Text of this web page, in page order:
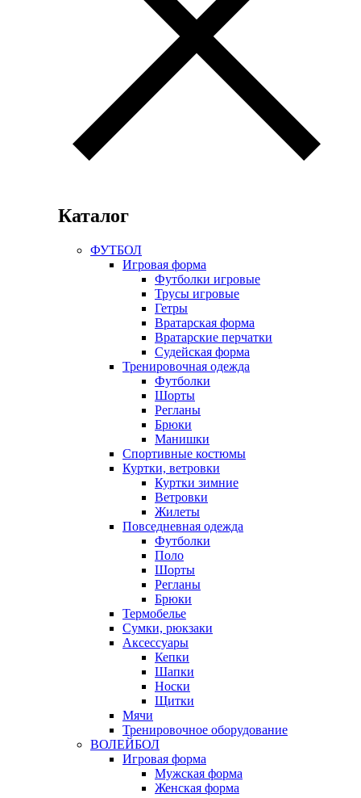
Каталог
ФУТБОЛ
Игровая форма
Футболки игровые
Трусы игровые
Гетры
Вратарская форма
Вратарские перчатки
Судейская форма
Тренировочная одежда
Футболки
Шорты
Регланы
Брюки
Манишки
Спортивные костюмы
Куртки, ветровки
Куртки зимние
Ветровки
Жилеты
Повседневная одежда
Футболки
Поло
Шорты
Регланы
Брюки
Термобелье
Сумки, рюкзаки
Аксессуары
Кепки
Шапки
Носки
Щитки
Мячи
Тренировочное оборудование
ВОЛЕЙБОЛ
Игровая форма
Мужская форма
Женская форма